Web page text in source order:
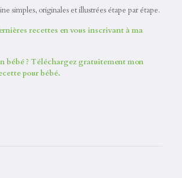
simples, originales et illustrées étape par étape.
recettes en vous inscrivant à ma
bébé ? Téléchargez gratuitement mon
pour bébé.